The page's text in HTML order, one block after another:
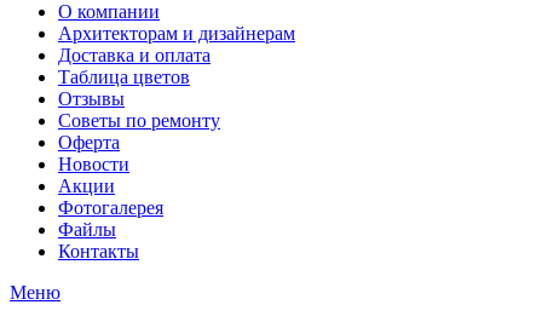
О компании
Архитекторам и дизайнерам
Доставка и оплата
Таблица цветов
Отзывы
Советы по ремонту
Оферта
Новости
Акции
Фотогалерея
Файлы
Контакты
Меню